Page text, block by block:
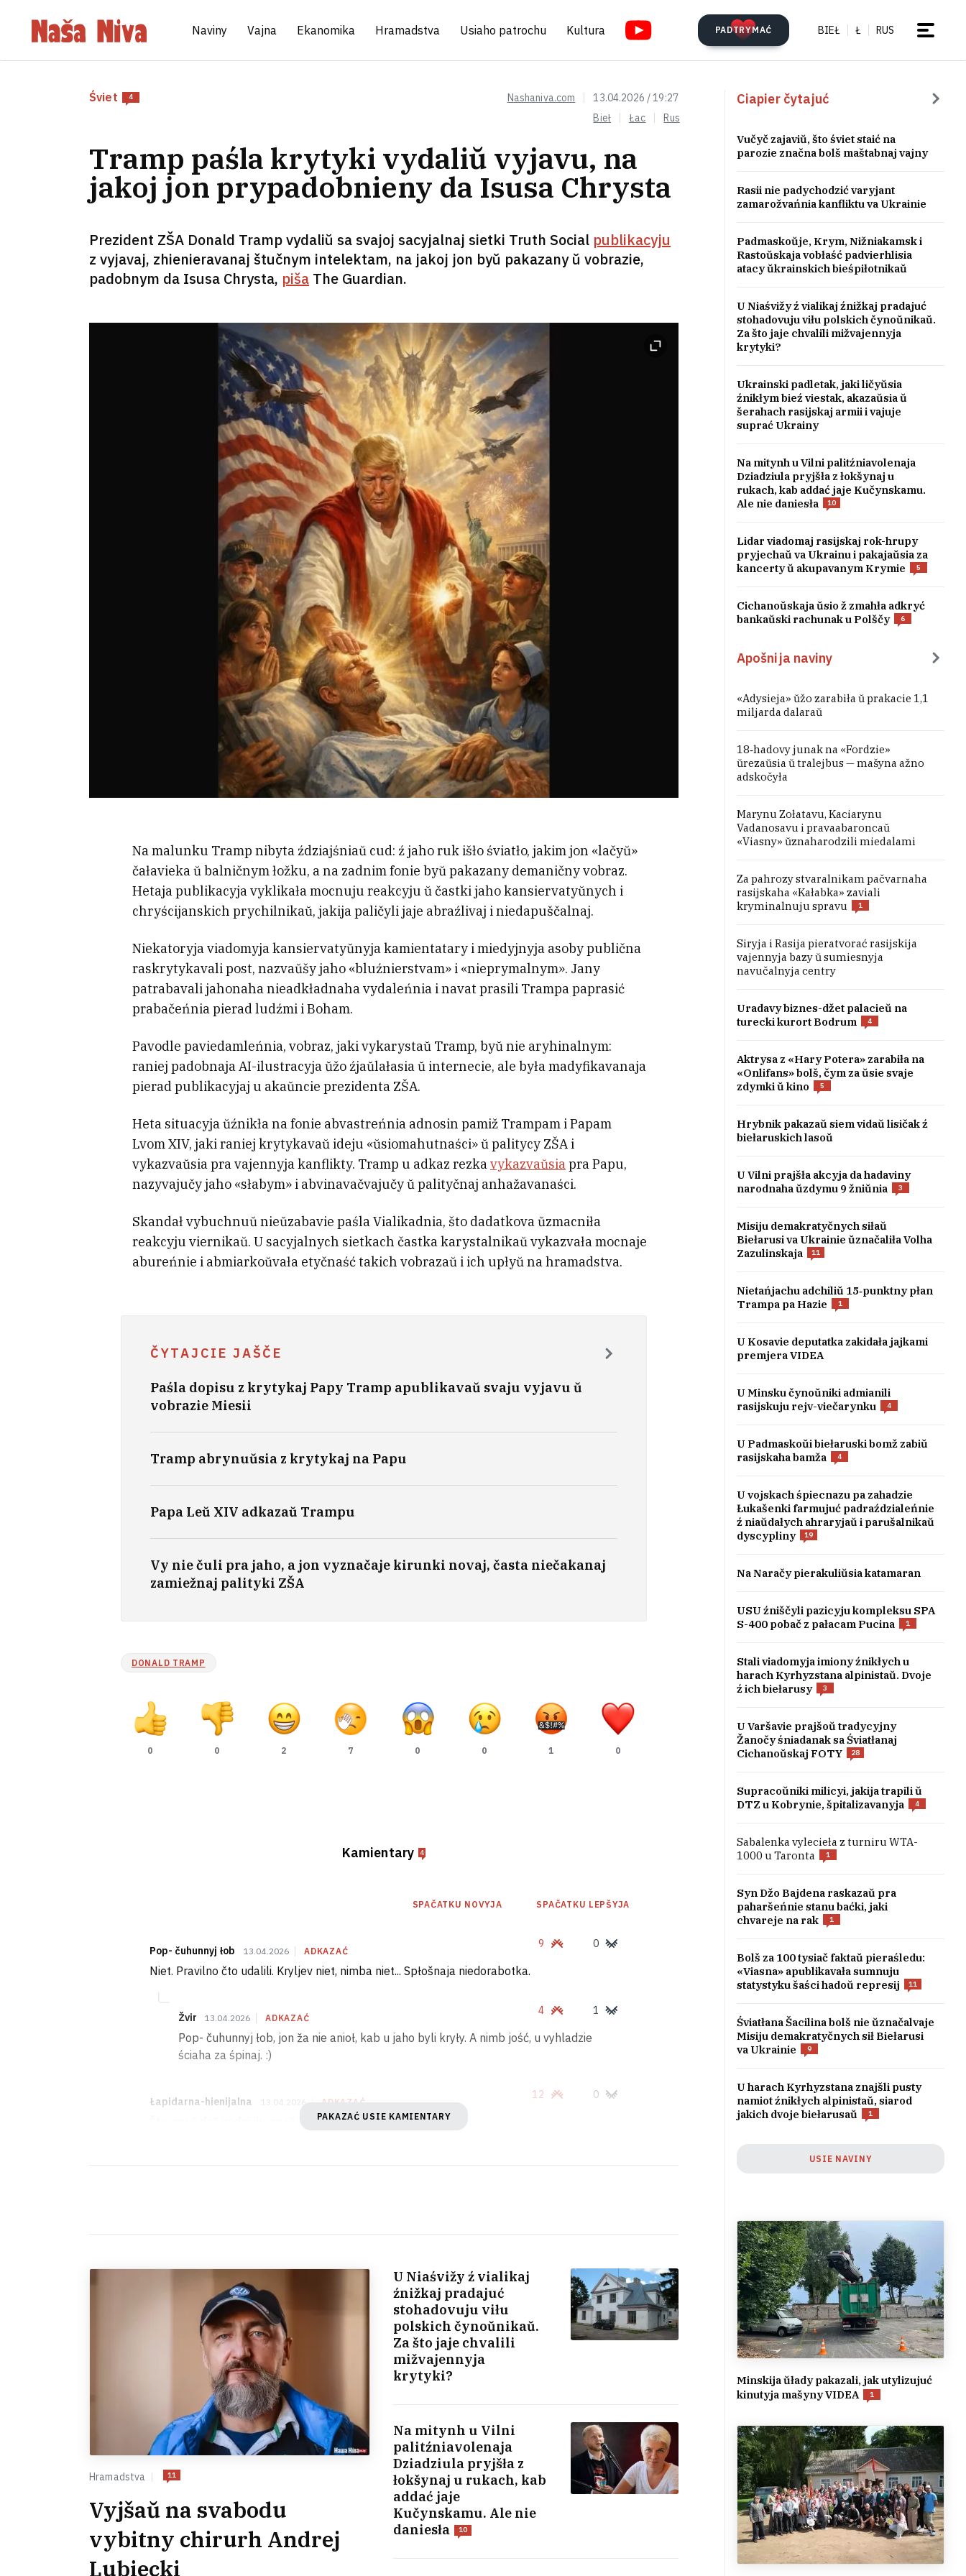
Naviny Vajna Ekanomika Hramadstva Usiaho patrochu Kultura PADTRYMAĆ BIEŁ Ł RUS
Śviet 4 Nashaniva.com
13.04.2026 / 19:27
Bieł
Łac Rus
Tramp paśla krytyki vydaliŭ vyjavu, na
jakoj jon prypadobnieny da Isusa Chrysta
Prezident ZŠA Donald Tramp vydaliŭ sa svajoj sacyjalnaj sietki Truth Social publikacyju
z vyjavaj, zhienieravanaj štučnym intelektam, na jakoj jon byŭ pakazany ŭ vobrazie,
padobnym da Isusa Chrysta, piša The Guardian.
Na malunku Tramp nibyta ździajśniaŭ cud: ź jaho ruk išło śviatło, jakim jon «lačyŭ»
čałavieka ŭ balničnym łožku, a na zadnim fonie byŭ pakazany demaničny vobraz.
Hetaja publikacyja vyklikała mocnuju reakcyju ŭ častki jaho kansiervatyŭnych i
chryścijanskich prychilnikaŭ, jakija paličyli jaje abraźlivaj i niedapuščalnaj.
Niekatoryja viadomyja kansiervatyŭnyja kamientatary i miedyjnyja asoby publična
raskrytykavali post, nazvaŭšy jaho «bluźnierstvam» i «nieprymalnym». Jany
patrabavali jahonaha nieadkładnaha vydaleńnia i navat prasili Trampa paprasić
prabačeńnia pierad ludźmi i Boham.
Pavodle paviedamleńnia, vobraz, jaki vykarystaŭ Tramp, byŭ nie aryhinalnym:
raniej padobnaja AI-ilustracyja ŭžo źjaŭlałasia ŭ internecie, ale była madyfikavanaja
pierad publikacyjaj u akaŭncie prezidenta ZŠA.
Heta situacyja ŭźnikła na fonie abvastreńnia adnosin pamiž Trampam i Papam
Lvom XIV, jaki raniej krytykavaŭ ideju «ŭsiomahutnaści» ŭ palitycy ZŠA i
vykazvaŭsia pra vajennyja kanflikty. Tramp u adkaz rezkavykazvaŭsiapra Papu,
nazyvajučy jaho «słabym» i abvinavačvajučy ŭ palityčnaj anhažavanaści.
Skandał vybuchnuŭ nieŭzabavie paśla Vialikadnia, što dadatkova ŭzmacniła
reakcyju viernikaŭ. U sacyjalnych sietkach častka karystalnikaŭ vykazvała mocnaje
abureńnie i abmiarkoŭvała etyčnaść takich vobrazaŭ i ich upłyŭ na hramadstva.
ČYTAJCIE JAŠČE
Paśla dopisu z krytykaj Papy Tramp apublikavaŭ svaju vyjavu ŭ
vobrazie Miesii
Tramp abrynuŭsia z krytykaj na Papu
Papa Leŭ XIV adkazaŭ Trampu
Vy nie čuli pra jaho, a jon vyznačaje kirunki novaj, časta niečakanaj
zamiežnaj palityki ZŠA
DONALD TRAMP
0 0 2 7 0 0 1 0
Kamientary 4
SPAČATKU NOVYJA SPAČATKU LEPŠYJA
Pop- čuhunnyj łob 13.04.2026 ADKAZAĆ
9 0
Niet. Pravilno čto udalili. Kryljev niet, nimba niet... Spłošnaja niedorabotka.
Žvir 13.04.2026 ADKAZAĆ
4 1
Pop- čuhunnyj łob, jon ža nie anioł, kab u jaho byli kryły. A nimb jość, u vyhladzie
ściaha za śpinaj. :)
Łapidarna-hienijalna 13.04.2026 ADKAZAĆ
12 0
Što, znoŭ daŭ zadniuju, znoŭ TASO?PAKAZAĆ USIE KAMIENTARY
Hramadstva 11
Vyjšaŭ na svabodu
vybitny chirurh Andrej
Lubiecki
U Niaśvižy ź vialikaj
źnižkaj pradajuć
stohadovuju viłu
polskich čynoŭnikaŭ.
Za što jaje chvalili
mižvajennyja
krytyki?
Na mitynh u Vilni
palitźniavolenaja
Dziadziula pryjšła z
łokšynaj u rukach, kab
addać jaje
Kučynskamu. Ale nie
daniesła
10
Ciapier čytajuć
Vučyč zajaviŭ, što śviet staić na
parozie značna bolš maštabnaj vajny
Rasii nie padychodzić varyjant
zamarožvańnia kanfliktu va Ukrainie
Padmaskoŭje, Krym, Nižniakamsk i
Rastoŭskaja vobłaść padvierhlisia
atacy ŭkrainskich bieśpiłotnikaŭ
U Niaśvižy ź vialikaj źnižkaj pradajuć
stohadovuju viłu polskich čynoŭnikaŭ.
Za što jaje chvalili mižvajennyja
krytyki?
Ukrainski padletak, jaki ličyŭsia
źnikłym bieź viestak, akazaŭsia ŭ
šerahach rasijskaj armii i vajuje
suprać Ukrainy
Na mitynh u Vilni palitźniavolenaja
Dziadziula pryjšła z łokšynaj u
rukach, kab addać jaje Kučynskamu.
Ale nie daniesła
10
Lidar viadomaj rasijskaj rok-hrupy
pryjechaŭ va Ukrainu i pakajaŭsia za
kancerty ŭ akupavanym Krymie
5
Cichanoŭskaja ŭsio ž zmahła adkryć
bankaŭski rachunak u Polščy
6
Apošnija naviny
«Adysieja» ŭžo zarabiła ŭ prakacie 1,1
miljarda dalaraŭ
18‑hadovy junak na «Fordzie»
ŭrezaŭsia ŭ tralejbus — mašyna ažno
adskočyła
Marynu Zołatavu, Kaciarynu
Vadanosavu i pravaabaroncaŭ
«Viasny» ŭznaharodzili miedalami
Za pahrozy stvaralnikam pačvarnaha
rasijskaha «Kałabka» zaviali
kryminalnuju spravu
1
Siryja i Rasija pieratvorać rasijskija
vajennyja bazy ŭ sumiesnyja
navučalnyja centry
Uradavy biznes-džet palacieŭ na
turecki kurort Bodrum
4
Aktrysa z «Hary Potera» zarabiła na
«Onlifans» bolš, čym za ŭsie svaje
zdymki ŭ kino
5
Hrybnik pakazaŭ siem vidaŭ lisičak ź
biełaruskich lasoŭ
U Vilni prajšła akcyja da hadaviny
narodnaha ŭzdymu 9 žniŭnia
3
Misiju demakratyčnych siłaŭ
Biełarusi va Ukrainie ŭznačaliła Volha
Zazulinskaja
11
Nietańjachu adchiliŭ 15‑punktny płan
Trampa pa Hazie
1
U Kosavie deputatka zakidała jajkami
premjera VIDEA
U Minsku čynoŭniki admianili
rasijskuju rejv-viečarynku
4
U Padmaskoŭi biełaruski bomž zabiŭ
rasijskaha bamža
4
U vojskach śpiecnazu pa zahadzie
Łukašenki farmujuć padraździaleńnie
ź niaŭdałych ahraryjaŭ i parušalnikaŭ
dyscypliny
19
Na Naračy pierakuliŭsia katamaran
USU źniščyli pazicyju kompleksu SPA
S-400 pobač z pałacam Pucina
1
Stali viadomyja imiony źnikłych u
harach Kyrhyzstana alpinistaŭ. Dvoje
ź ich biełarusy
3
U Varšavie prajšoŭ tradycyjny
Žanočy śniadanak sa Śviatłanaj
Cichanoŭskaj FOTY
28
Supracoŭniki milicyi, jakija trapili ŭ
DTZ u Kobrynie, špitalizavanyja
4
Sabalenka vylecieła z turniru WTA-
1000 u Taronta
1
Syn Džo Bajdena raskazaŭ pra
paharšeńnie stanu baćki, jaki
chvareje na rak
1
Bolš za 100 tysiač faktaŭ pieraśledu:
«Viasna» apublikavała sumnuju
statystyku šaści hadoŭ represij
11
Śviatłana Šacilina bolš nie ŭznačalvaje
Misiju demakratyčnych sił Biełarusi
va Ukrainie
9
U harach Kyrhyzstana znajšli pusty
namiot źnikłych alpinistaŭ, siarod
jakich dvoje biełarusaŭ
1
USIE NAVINY
Minskija ŭłady pakazali, jak utylizujuć
kinutyja mašyny VIDEA
1